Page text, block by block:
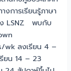
งการเรียนรู้ภาษา
ง LSNZ พบกับ
ลงเรียน 4 –
ยน 14 – 23